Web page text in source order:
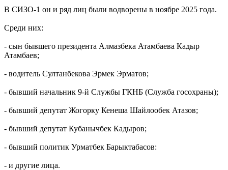
В СИЗО-1 он и ряд лиц были водворены в ноябре 2025 года.
Среди них:
- сын бывшего президента Алмазбека Атамбаева Кадыр
Атамбаев;
- водитель Султанбекова Эрмек Эрматов;
- бывший начальник 9-й Службы ГКНБ (Служба госохраны);
- бывший депутат Жогорку Кенеша Шайлообек Атазов;
- бывший депутат Кубанычбек Кадыров;
- бывший политик Урматбек Барыктабасов:
- и другие лица.